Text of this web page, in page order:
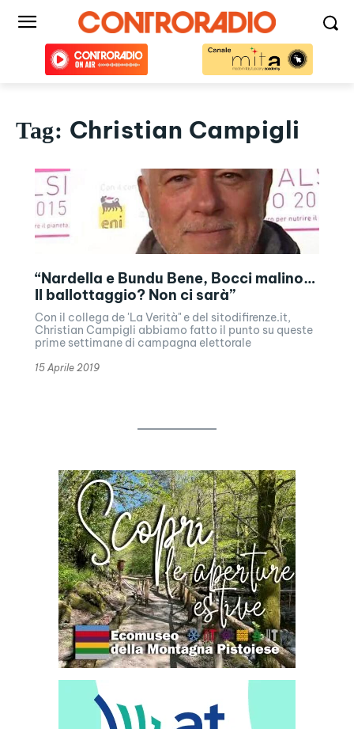
Tag: Christian Campigli
“Nardella e Bundu Bene, Bocci malino…
Il ballottaggio? Non ci sarà”
Con il collega de 'La Verità" e del sitodifirenze.it,
Christian Campigli abbiamo fatto il punto su queste
prime settimane di campagna elettorale
15 Aprile 2019